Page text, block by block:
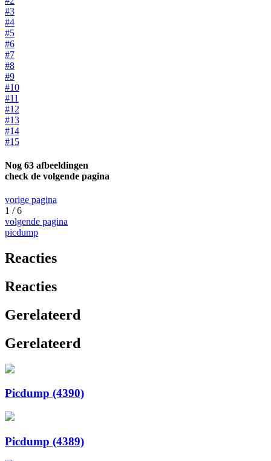
#3
#4
#5
#6
#7
#8
#9
#10
#11
#12
#13
#14
#15
Nog 63 afbeeldingen
check de volgende pagina
vorige pagina
1 / 6
volgende pagina
picdump
Reacties
Reacties
Gerelateerd
Gerelateerd
Picdump (4390)
Picdump (4389)